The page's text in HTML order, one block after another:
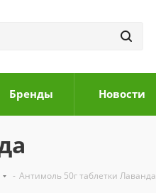
Бренды Новости
- Антимоль 50г таблетки Лаванда